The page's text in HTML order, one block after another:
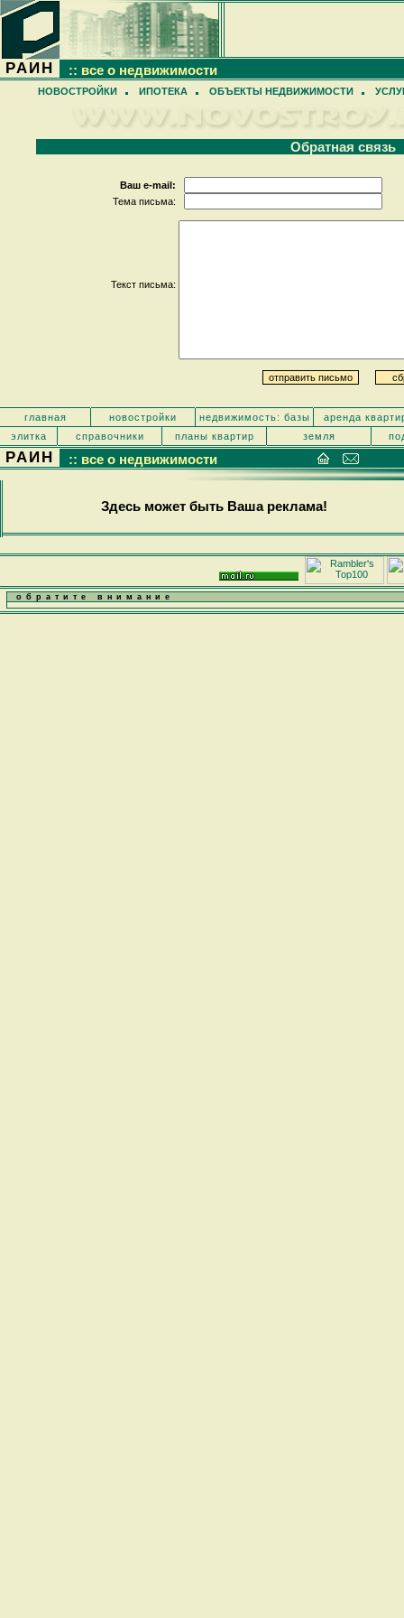
РАИН :: все о недвижимости
НОВОСТРОЙКИ ИПОТЕКА ОБЪЕКТЫ НЕДВИЖИМОСТИ
Обратная связь
Ваш e-mail:
Тема письма:
Текст письма:
главная новостройки недвижимость: базы
аренда
элитка
справочники планы квартир земля
РАИН :: все о недвижимости
Здесь может быть Ваша реклама!
обратите внимание